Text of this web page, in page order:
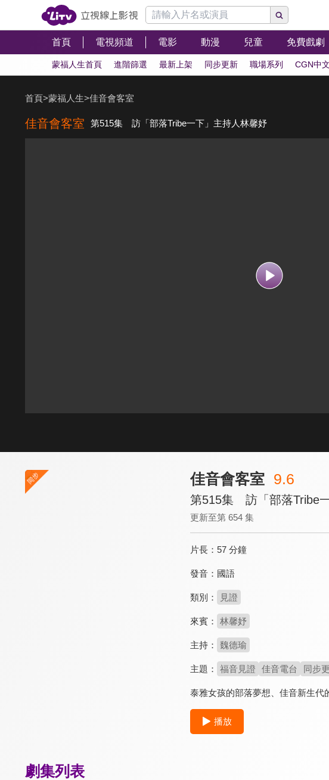
首頁 電視頻道 電影 動漫 兒童 免費戲劇
蒙福人生首頁 進階篩選 最新上架 同步更新 職場系列 CGN中
首頁>蒙福人生>佳音會客室
佳音會客室 第515集 訪「部落Tribe一下」主持人林馨妤
佳音會客室 9.6
第515集 訪「部落Tribe
更新至第 654 集
片長： 57 分鐘
發音： 國語
類別： 見證
來賓： 林馨妤
主持： 魏德瑜
主題： 福音見證 佳音電台 同步
泰雅女孩的部落夢想、佳音新生代
播放
劇集列表